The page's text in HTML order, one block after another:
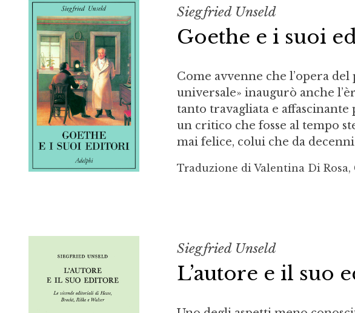
Siegfried Unseld
Goethe e i suoi
Come avvenne che l’opera
universale» inaugurò anche
tanto travagliata e affascinante
un critico che fosse al tempo
mai felice, colui che da decenni
Traduzione di Valentina Di
Siegfried Unseld
L’autore e il suo